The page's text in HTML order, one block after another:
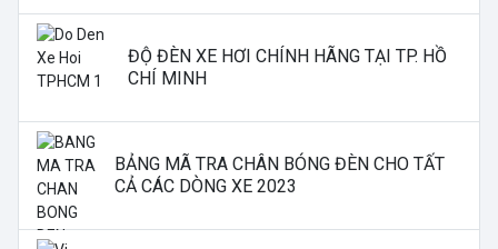
ĐỘ ĐÈN XE HƠI CHÍNH HÃNG TẠI TP. HỒ
CHÍ MINH
BẢNG MÃ TRA CHÂN BÓNG ĐÈN CHO TẤT
CẢ CÁC DÒNG XE 2023